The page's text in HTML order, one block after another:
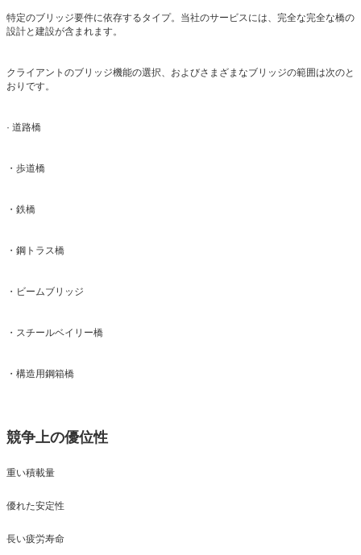
特定のブリッジ要件に依存するタイプ。当社のサービスには、完全な完全な橋の
設計と建設が含まれます。
クライアントのブリッジ機能の選択、およびさまざまなブリッジの範囲は次のと
おりです。
· 道路橋
・歩道橋
・鉄橋
・鋼トラス橋
・ビームブリッジ
・スチールベイリー橋
・構造用鋼箱橋
競争上の優位性
重い積載量
優れた安定性
長い疲労寿命